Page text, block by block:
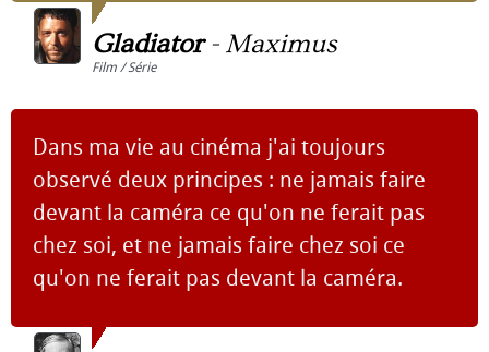
Gladiator- Maximus
Film / Série
Dans ma vie au cinéma j'ai toujours
observé deux principes : ne jamais faire
devant la caméra ce qu'on ne ferait pas
chez soi, et ne jamais faire chez soi ce
qu'on ne ferait pas devant la caméra.